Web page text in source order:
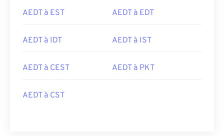
AEDT à EST AEDT à EDT
AEDT à IDT AEDT à IST
AEDT à CEST AEDT à PKT
AEDT à CST